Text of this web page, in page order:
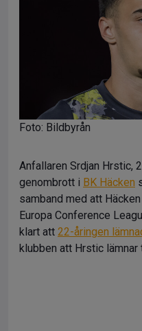
Foto: Bildbyrån
Anfallaren Srdjan Hrstic,
genombrott i BK Häcken
samband med att
Europa Conference
klart att 22-åringen
klubben att Hrstic